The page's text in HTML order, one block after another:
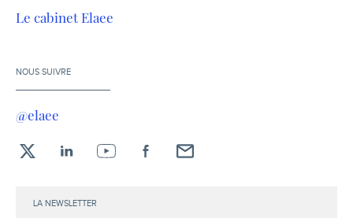
Le cabinet Elaee
NOUS SUIVRE
@elaee
LA NEWSLETTER